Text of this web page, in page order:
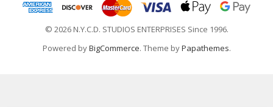
© 2026 N.Y.C.D. STUDIOS ENTERPRISES Since 1996.
Powered byBigCommerce. Theme byPapathemes.